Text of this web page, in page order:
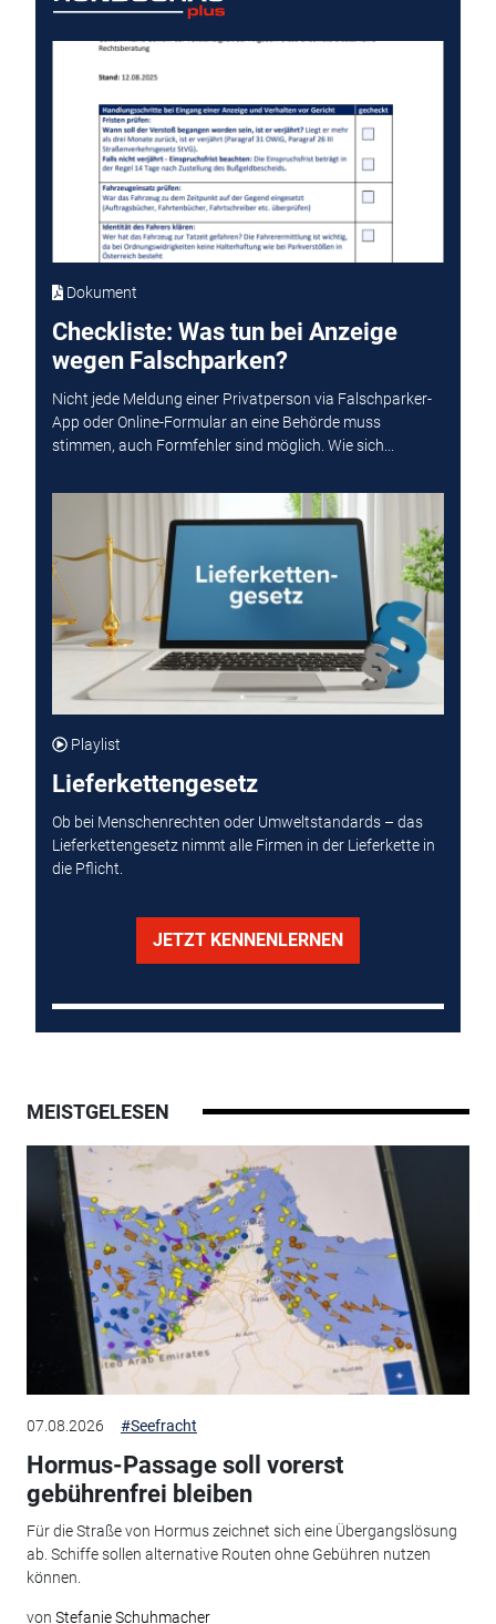
Dokument
Checkliste: Was tun bei Anzeige
wegen Falschparken?
Nicht jede Meldung einer Privatperson via Falschparker-
App oder Online-Formular an eine Behörde muss
stimmen, auch Formfehler sind möglich. Wie sich...
Playlist
Lieferkettengesetz
Ob bei Menschenrechten oder Umweltstandards – das
Lieferkettengesetz nimmt alle Firmen in der Lieferkette in
die Pflicht.
JETZT KENNENLERNEN
MEISTGELESEN
07.08.2026 #Seefracht
Hormus-Passage soll vorerst
gebührenfrei bleiben
Für die Straße von Hormus zeichnet sich eine Übergangslösung
ab. Schiffe sollen alternative Routen ohne Gebühren nutzen
können.
von Stefanie Schuhmacher